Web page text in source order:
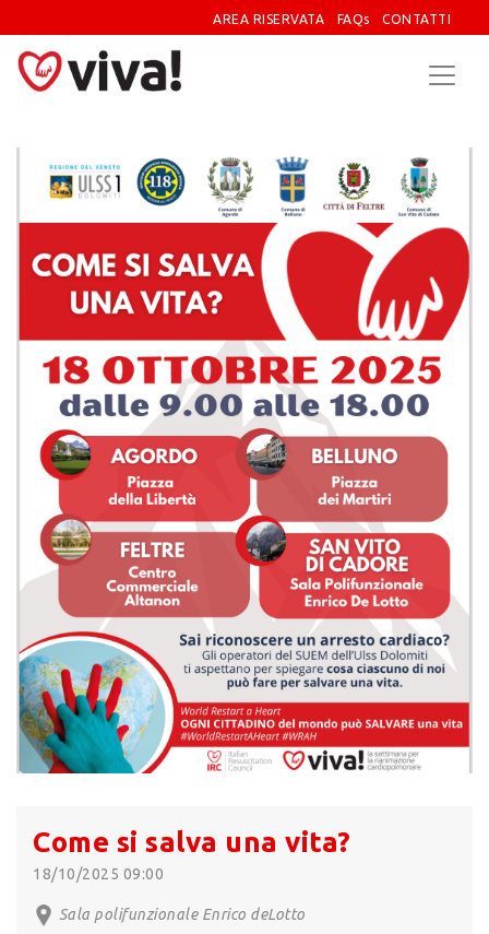
AREA RISERVATA FAQs CONTATTI
Come si salva una vita?
18/10/2025 09:00
Sala polifunzionale Enrico deLotto